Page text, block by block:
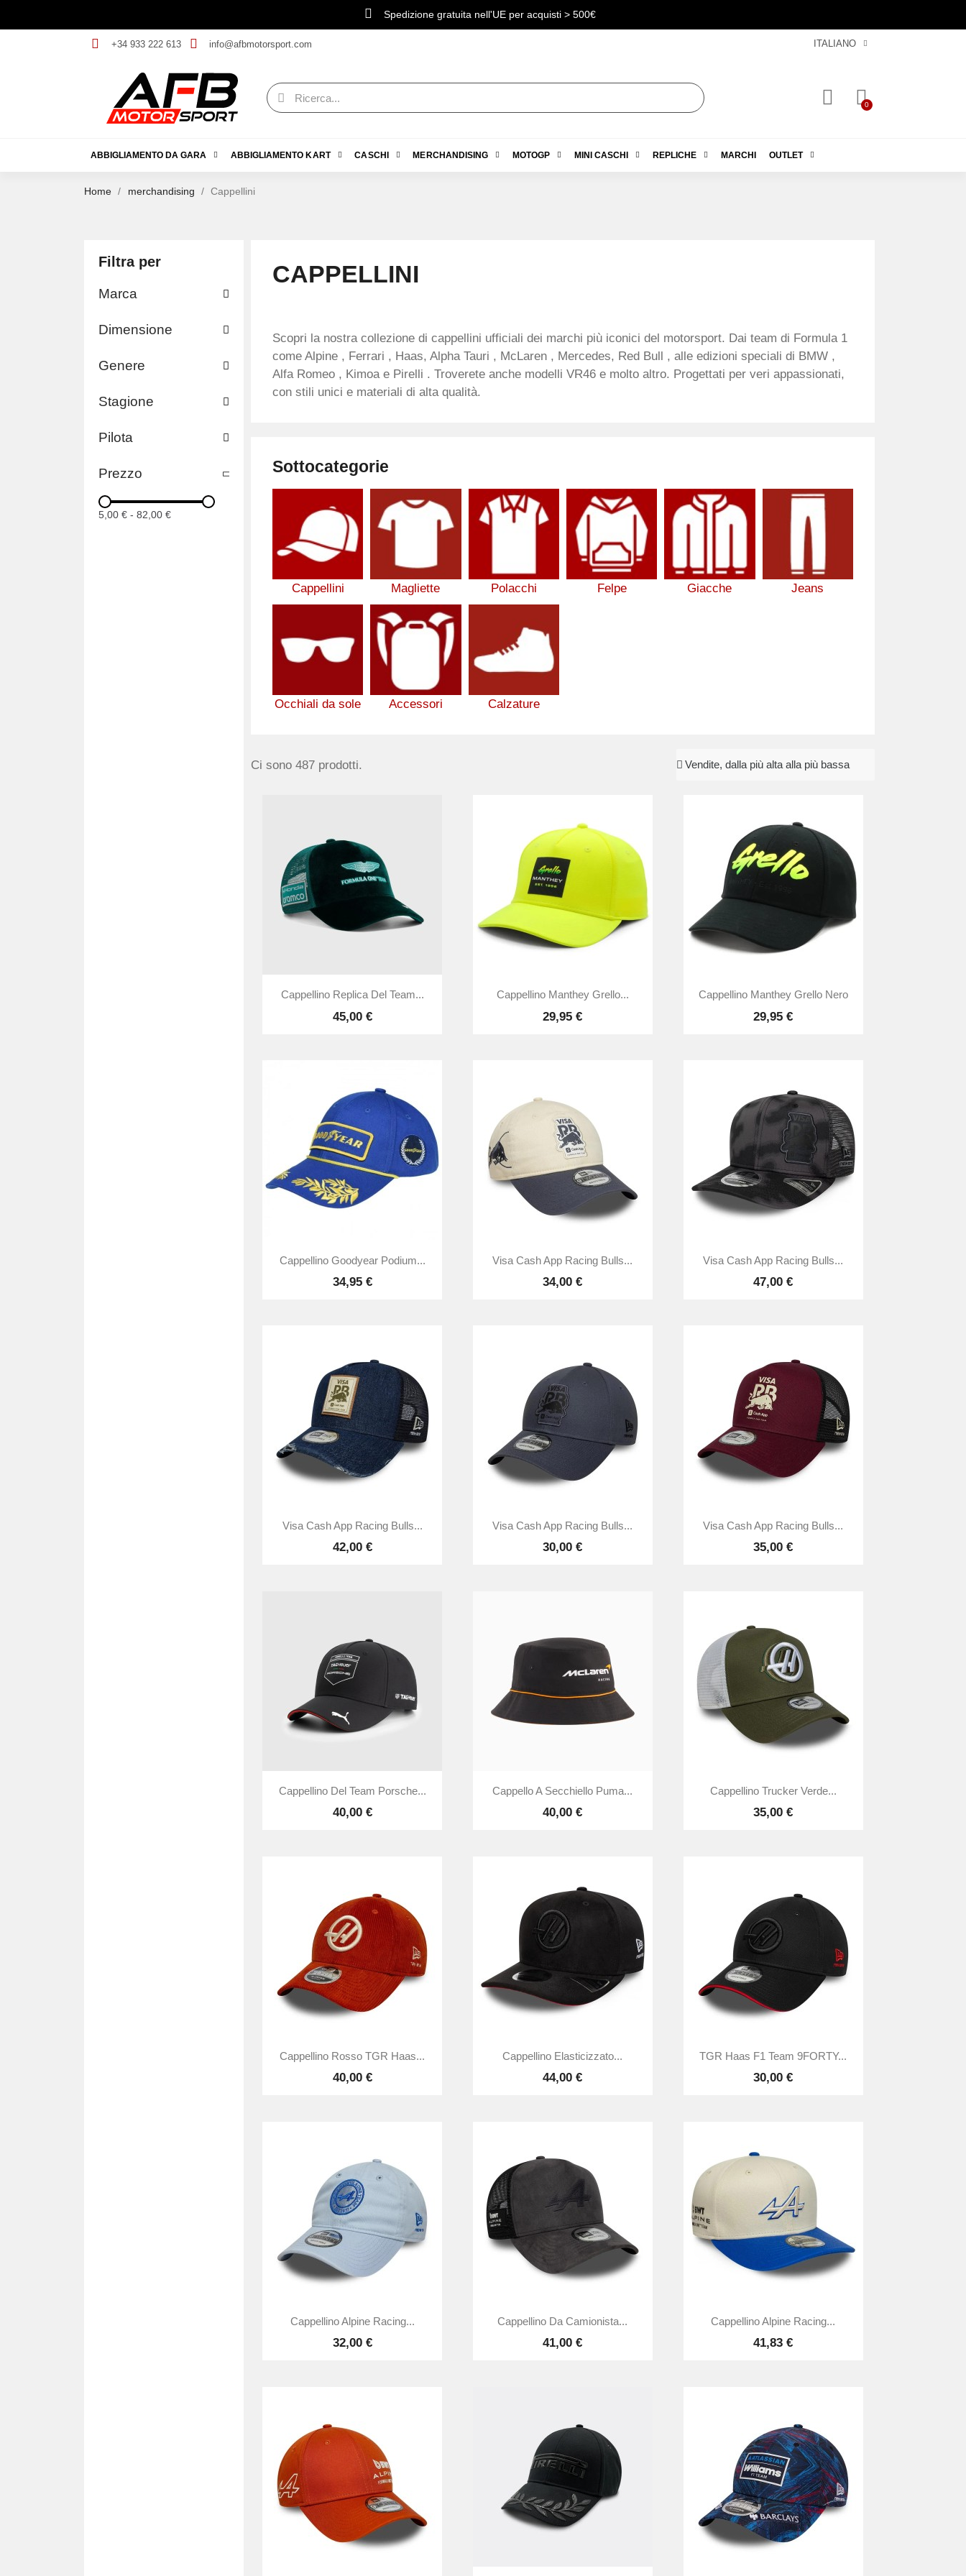
Spedizione gratuita nell'UE per acquisti > 500€
+34 933 222 613 info@afbmotorsport.com ITALIANO
ABBIGLIAMENTO DA GARA ABBIGLIAMENTO KART CASCHI MERCHANDISING MOTOGP MINI CASCHI REPLICHE MARCHI OUTLET
Home merchandising Cappellini
Filtra per
Marca
Dimensione
Genere
Stagione
Pilota
Prezzo
5,00 € - 82,00 €
CAPPELLINI
Scopri la nostra collezione di cappellini ufficiali dei marchi più iconici del motorsport. Dai team di Formula 1
come Alpine , Ferrari , Haas, Alpha Tauri , McLaren , Mercedes, Red Bull , alle edizioni speciali di BMW ,
Alfa Romeo , Kimoa e Pirelli . Troverete anche modelli VR46 e molto altro. Progettati per veri appassionati,
con stili unici e materiali di alta qualità.
Sottocategorie
Cappellini Magliette Polacchi Felpe Giacche Jeans
Occhiali da sole Accessori Calzature
Ci sono 487 prodotti.
 Anteprima
Cappellino Replica Del Team...
45,00 €
Anteprima
Cappellino Manthey Grello...
29,95 €
Anteprima
Cappellino Manthey Grello Nero
29,95 €
Anteprima
Cappellino Goodyear Podium...
34,95 €
 Anteprima
Visa Cash App Racing Bulls...
34,00 €
 Anteprima
Visa Cash App Racing Bulls...
47,00 €
 Anteprima
Visa Cash App Racing Bulls...
42,00 €
 Anteprima
Visa Cash App Racing Bulls...
30,00 €
 Anteprima
Visa Cash App Racing Bulls...
35,00 €
Anteprima
Cappellino Del Team Porsche...
40,00 €
 Anteprima
Cappello A Secchiello Puma...
40,00 €
Anteprima
Cappellino Trucker Verde...
35,00 €
Anteprima
Cappellino Rosso TGR Haas...
40,00 €
Anteprima
Cappellino Elasticizzato...
44,00 €
 Anteprima
TGR Haas F1 Team 9FORTY...
30,00 €
Anteprima
Cappellino Alpine Racing...
32,00 €
Anteprima
Cappellino Da Camionista...
41,00 €
Anteprima
Cappellino Alpine Racing...
41,83 €